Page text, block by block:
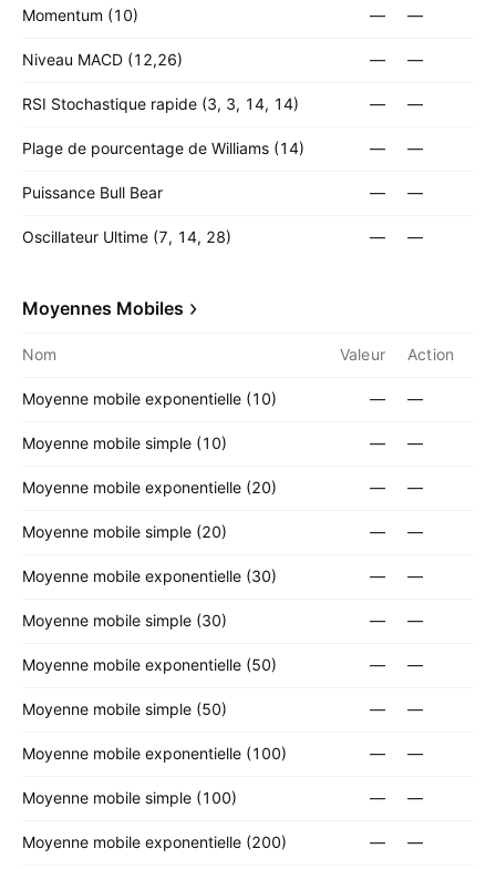
Momentum (10) — —
Niveau MACD (12,26) — —
RSI Stochastique rapide (3, 3, 14, 14) — —
Plage de pourcentage de Williams (14) — —
Puissance Bull Bear — —
Oscillateur Ultime (7, 14, 28) — —
Moyennes Mobiles
Nom Valeur Action
Moyenne mobile exponentielle (10) — —
Moyenne mobile simple (10) — —
Moyenne mobile exponentielle (20) — —
Moyenne mobile simple (20) — —
Moyenne mobile exponentielle (30) — —
Moyenne mobile simple (30) — —
Moyenne mobile exponentielle (50) — —
Moyenne mobile simple (50) — —
Moyenne mobile exponentielle (100) — —
Moyenne mobile simple (100) — —
Moyenne mobile exponentielle (200) — —